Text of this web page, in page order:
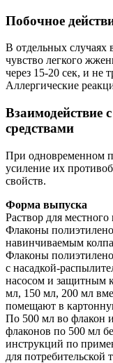
Побочное
В отдельных случаях
чувство легкого
через 15-20 сек, и не
Аллергические
Взаимодействие
средствами
При одновременном
усиление их
свойств.
Форма выпуска
Раствор для
Флаконы
навинчиваемым
Флаконы
с насадкой-
насосом и защитным
мл, 150 мл, 200 мл
помещают в
По 500 мл во флакон
флаконов по 500 мл
инструкций по
для потребительской